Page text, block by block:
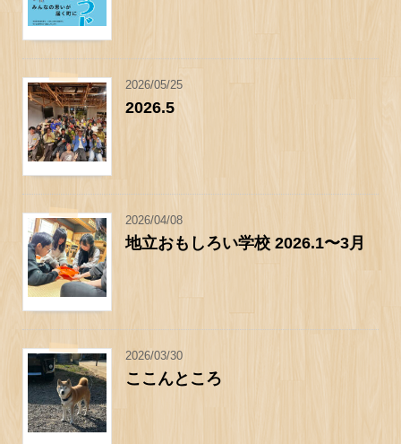
2026/05/25
2026.5
2026/04/08
地立おもしろい学校 2026.1〜3月
2026/03/30
ここんところ